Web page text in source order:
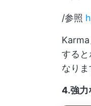
/参照
する
なりま
4.強力